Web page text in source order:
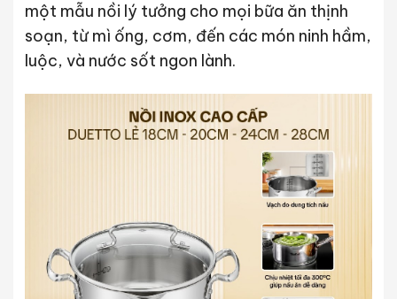
một mẫu nồi lý tưởng cho mọi bữa ăn thịnh
soạn, từ mì ống, cơm, đến các món ninh hầm,
luộc, và nước sốt ngon lành.